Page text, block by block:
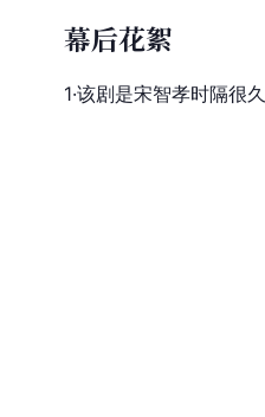
幕后花絮
1·该剧是宋智孝时隔很